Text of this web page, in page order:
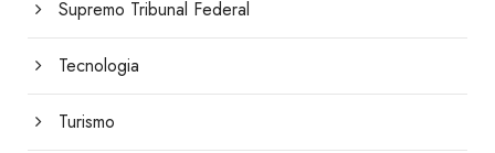
Supremo Tribunal Federal
Tecnologia
Turismo